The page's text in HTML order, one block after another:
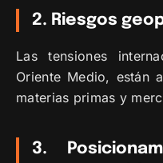
2. Riesgos
Las tensiones
Oriente Medio, están
materias primas y
3.